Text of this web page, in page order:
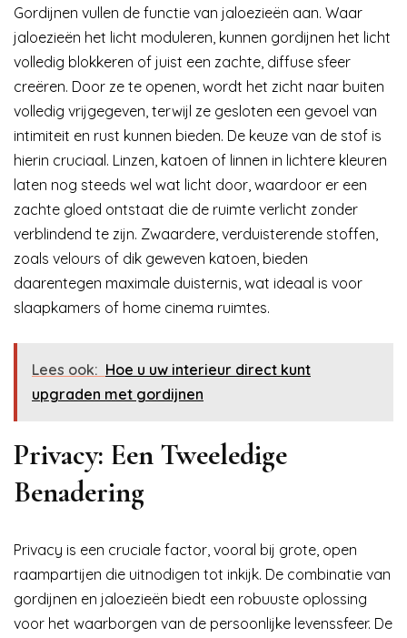
Gordijnen vullen de functie van jaloezieën aan. Waar
jaloezieën het licht moduleren, kunnen gordijnen het licht
volledig blokkeren of juist een zachte, diffuse sfeer
creëren. Door ze te openen, wordt het zicht naar buiten
volledig vrijgegeven, terwijl ze gesloten een gevoel van
intimiteit en rust kunnen bieden. De keuze van de stof is
hierin cruciaal. Linzen, katoen of linnen in lichtere kleuren
laten nog steeds wel wat licht door, waardoor er een
zachte gloed ontstaat die de ruimte verlicht zonder
verblindend te zijn. Zwaardere, verduisterende stoffen,
zoals velours of dik geweven katoen, bieden
daarentegen maximale duisternis, wat ideaal is voor
slaapkamers of home cinema ruimtes.
Lees ook: Hoe u uw interieur direct kunt
upgraden met gordijnen
Privacy: Een Tweeledige
Benadering
Privacy is een cruciale factor, vooral bij grote, open
raampartijen die uitnodigen tot inkijk. De combinatie van
gordijnen en jaloezieën biedt een robuuste oplossing
voor het waarborgen van de persoonlijke levenssfeer. De